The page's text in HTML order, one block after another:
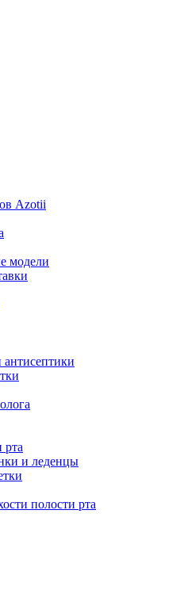
Azotii
модели
рта
и леденцы
полости рта